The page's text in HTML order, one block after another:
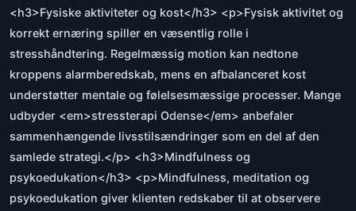
<h3>Fysiske aktiviteter og kost</h3> <p>Fysisk aktivitet og
korrekt ernæring spiller en væsentlig rolle i
stresshåndtering. Regelmæssig motion kan nedtone
kroppens alarmberedskab, mens en afbalanceret kost
understøtter mentale og følelsesmæssige processer. Mange
udbyder <em>stressterapi Odense</em> anbefaler
sammenhængende livsstilsændringer som en del af den
samlede strategi.</p> <h3>Mindfulness og
psykoedukation</h3> <p>Mindfulness, meditation og
psykoedukation giver klienten redskaber til at observere